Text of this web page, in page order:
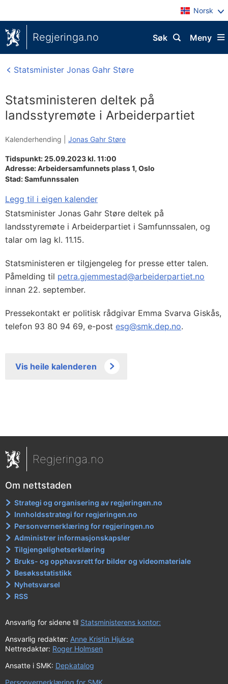
Norsk
Regjeringa.no Meny
Søk
Statsminister Jonas Gahr Støre
Statsministeren deltek på
landsstyremøte i Arbeiderpartiet
Kalenderhending | Jonas Gahr Støre
Tidspunkt: 25.09.2023 kl. 11:00
Adresse:Arbeidersamfunnets plass 1, Oslo
Stad:Samfunnssalen
Legg til i eigen kalender
Statsminister Jonas Gahr Støre deltek på
landsstyremøte i Arbeiderpartiet i Samfunnssalen, og
talar om lag kl. 11.15.
Statsministeren er tilgjengeleg for presse etter talen.
Påmelding til petra.gjemmestad@arbeiderpartiet.no
innan 22. september.
Pressekontakt er politisk rådgivar Emma Svarva Giskås,
telefon 93 80 94 69, e-post esg@smk.dep.no.
Vis heile kalenderen
Regjeringa.no
Om nettstaden
Strategi og organisering av regjeringen.no
Innholdsstrategi for regjeringen.no
Personvernerklæring for regjeringen.no
Administrer informasjonskapsler
Tilgjengelighetserklæring
Bruks- og opphavsrett for bilder og videomateriale
Besøksstatistikk
Nyhetsvarsel
RSS
Ansvarlig for sidene til Statsministerens kontor:
Ansvarlig redaktør: Anne Kristin Hjukse
Nettredaktør: Roger Holmsen
Ansatte i SMK: Depkatalog
Personvernerklæring for SMK